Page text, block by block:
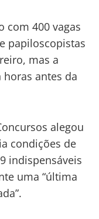
com 400 vagas
papiloscopistas
mas a
antes da
alegou
condições de
indispensáveis
uma “última